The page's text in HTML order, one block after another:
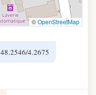
48.2546/4.2675